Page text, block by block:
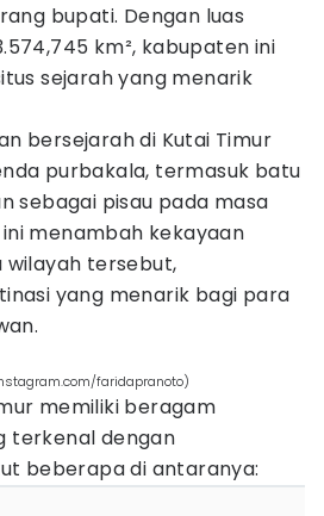
bupati. Dengan luas
km², kabupaten ini
sejarah yang menarik
bersejarah di Kutai Timur
purbakala, termasuk batu
sebagai pisau pada masa
menambah kekayaan
wilayah tersebut,
yang menarik bagi para
faridapranoto)
memiliki beragam
terkenal dengan
beberapa di antaranya: